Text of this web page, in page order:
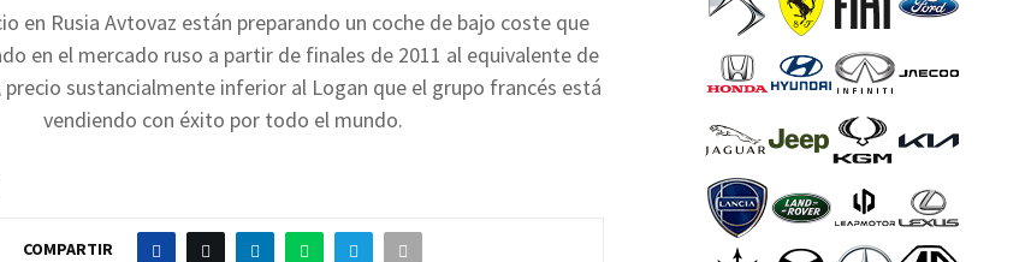
en Rusia Avtovaz están preparando un coche de bajo coste que
en el mercado ruso a partir de finales de 2011 al equivalente de
precio sustancialmente inferior al Logan que el grupo francés está
vendiendo con éxito por todo el mundo.
COMPARTIR